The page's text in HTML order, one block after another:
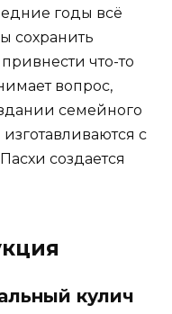
годы всё
сохранить
что-то
вопрос,
семейного
с
создается
кулич